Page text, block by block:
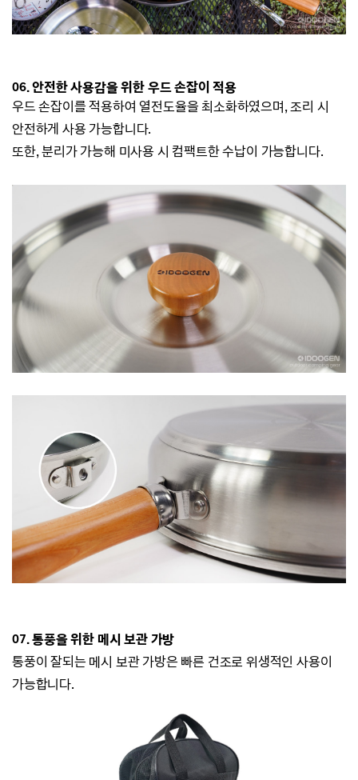
06. 안전한 사용감을 위한 우드 손잡이 적용
우드 손잡이를 적용하여 열전도율을 최소화하였으며, 조리 시
안전하게 사용 가능합니다.
또한, 분리가 가능해 미사용 시 컴팩트한 수납이 가능합니다.
07. 통풍을 위한 메시 보관 가방
통풍이 잘되는 메시 보관 가방은 빠른 건조로 위생적인 사용이
가능합니다.